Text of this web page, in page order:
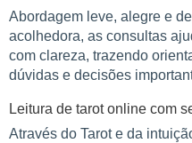
Abordagem leve, alegre e
acolhedora, as consultas
com clareza, trazendo
dúvidas e decisões
Leitura de tarot online com
Através do Tarot e da